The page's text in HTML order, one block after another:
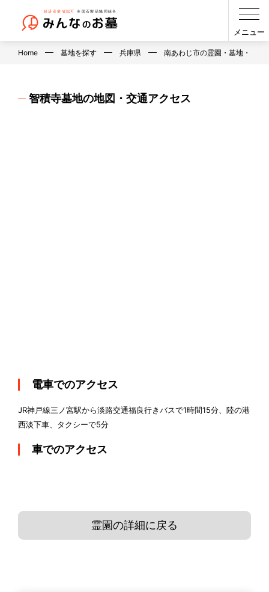
メニュー
Home 墓地を探す 兵庫県 南あわじ市の霊園・墓地・お墓
智積寺墓地の地図・交通アクセス
電車でのアクセス
JR神戸線三ノ宮駅から淡路交通福良行きバスで1時間15分、陸の港
西淡下車、タクシーで5分
車でのアクセス
霊園の詳細に戻る